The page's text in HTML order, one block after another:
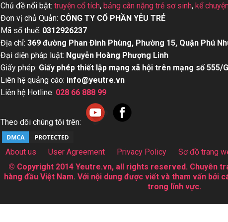
Chủ đề nổi bật: truyện cổ tích, bảng cân nặng trẻ sơ sinh, kể
Đơn vị chủ Quản: CÔNG TY CỔ PHẦN YÊU TRẺ
Mã số thuế: 0312926237
Địa chỉ: 369 đường Phan Đình Phùng, Phường 15, Quận Phú
Đại diện pháp luật: Nguyễn Hoàng Phượng Linh
Giấy phép: Giấy phép thiết lập mạng xã hội trên mạng số 555/
Liên hệ quảng cáo: info@yeutre.vn
Liên hệ Hotline: 028 66 888 99
Theo dõi chúng tôi trên:
About us User Agreement Privacy Policy
Sơ đồ trang
© Copyright 2014 Yeutre.vn, all rights reserved. Chuyên
hàng đầu Việt Nam. Với nội dung được viết và tham vấn bởi
trong lĩnh vực.